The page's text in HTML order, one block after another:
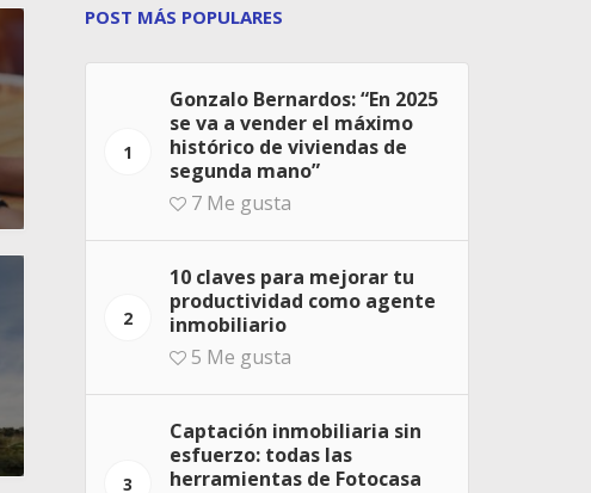
POST MÁS POPULARES
1
Gonzalo Bernardos: “En 2025
se va a vender el máximo
histórico de viviendas de
segunda mano”
7 Me gusta
2
10 claves para mejorar tu
productividad como agente
inmobiliario
5 Me gusta
3
Captación inmobiliaria sin
esfuerzo: todas las
herramientas de Fotocasa